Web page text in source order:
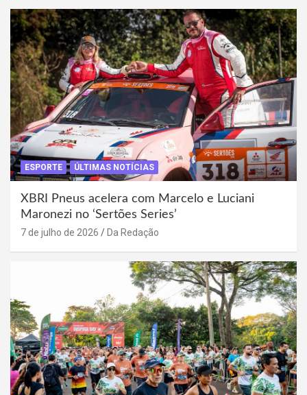
ESPORTE ÚLTIMAS NOTÍCIAS
XBRI Pneus acelera com Marcelo e Luciani
Maronezi no ‘Sertões Series’
7 de julho de 2026 Da Redação